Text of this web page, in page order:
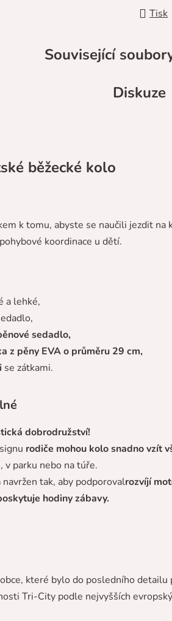
Tisk
Související
Diskuze
běžecké kolo
k tomu, abyste se naučili jezdit na
koordinace u dětí.
a lehké,
sedadlo,
z pěny EVA o průměru 29 cm,
se zátkami.
dobrodružství!
rodiče mohou kolo snadno vzít
v parku nebo na túře.
tak, aby podporovalrozvíjí
hodiny zábavy.
které bylo do posledního detailu
Tri-City podle nejvyšších